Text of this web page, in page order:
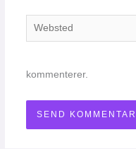
Websted
kommenterer.